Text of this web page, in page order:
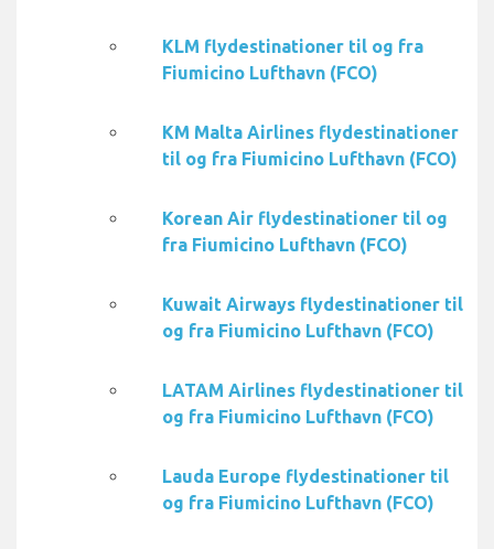
KLM flydestinationer til og fra
Fiumicino Lufthavn (FCO)
KM Malta Airlines flydestinationer
til og fra Fiumicino Lufthavn (FCO)
Korean Air flydestinationer til og
fra Fiumicino Lufthavn (FCO)
Kuwait Airways flydestinationer til
og fra Fiumicino Lufthavn (FCO)
LATAM Airlines flydestinationer til
og fra Fiumicino Lufthavn (FCO)
Lauda Europe flydestinationer til
og fra Fiumicino Lufthavn (FCO)